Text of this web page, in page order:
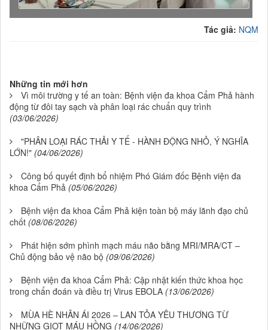
Tác giả: NQM
Những tin mới hơn
Vì môi trường y tế an toàn: Bệnh viện đa khoa Cẩm Phả hành
động từ đôi tay sạch và phân loại rác chuẩn quy trình
(03/06/2026)
"PHÂN LOẠI RÁC THẢI Y TẾ - HÀNH ĐỘNG NHỎ, Ý NGHĨA
LỚN!" (04/06/2026)
Công bố quyết định bổ nhiệm Phó Giám đốc Bệnh viện đa
khoa Cẩm Phả (05/06/2026)
Bệnh viện đa khoa Cẩm Phả kiện toàn bộ máy lãnh đạo chủ
chốt (08/06/2026)
Phát hiện sớm phình mạch máu não bằng MRI/MRA/CT –
Chủ động bảo vệ não bộ (09/06/2026)
Bệnh viện đa khoa Cẩm Phả: Cập nhật kiến thức khoa học
trong chẩn đoán và điều trị Virus EBOLA (13/06/2026)
MÙA HÈ NHÂN ÁI 2026 – LAN TỎA YÊU THƯƠNG TỪ
NHỮNG GIỌT MÁU HỒNG (14/06/2026)